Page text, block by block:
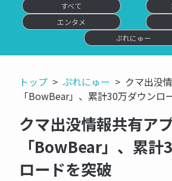
すべて
エンタメ
ぷれにゅー
トップ ぷれにゅー
クマ出没
「BowBear」、累計30万ダウンロ
クマ出没情報共有ア
「BowBear」、累計
ロードを突破